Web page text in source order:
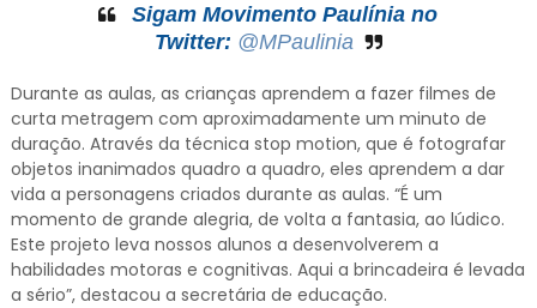
Sigam Movimento Paulínia no
Twitter: @MPaulinia
Durante as aulas, as crianças aprendem a fazer filmes de
curta metragem com aproximadamente um minuto de
duração. Através da técnica stop motion, que é fotografar
objetos inanimados quadro a quadro, eles aprendem a dar
vida a personagens criados durante as aulas. “É um
momento de grande alegria, de volta a fantasia, ao lúdico.
Este projeto leva nossos alunos a desenvolverem a
habilidades motoras e cognitivas. Aqui a brincadeira é levada
a sério”, destacou a secretária de educação.